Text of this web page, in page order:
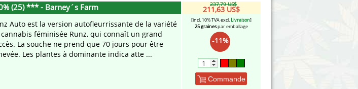
(25) *** - Barney´s Farm
Auto est la version autofleurrissante de la variété
féminisée Runz, qui connaît un grand
La souche ne prend que 70 jours pour être
Les plantes à dominante indica atte ...
237,79 US$
211,63 US$
[incl. 10% TVA excl. Livraison]
25 grainespar emballage
-11%
Commande